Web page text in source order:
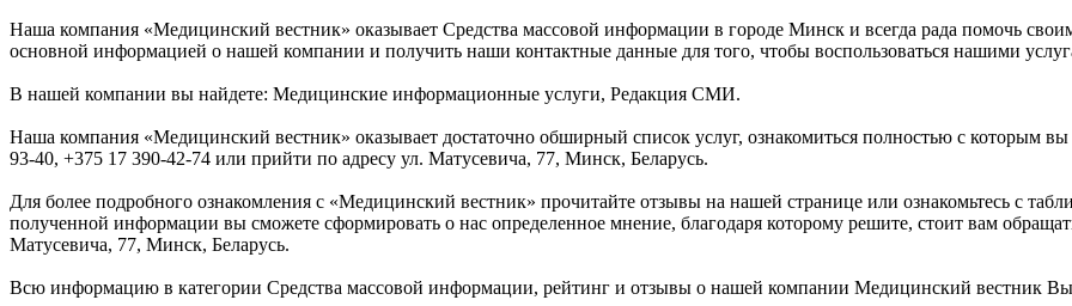
Наша компания «Медицинский вестник» оказывает Средства массовой информации в городе Минск и всегда рада помочь
основной информацией о нашей компании и получить наши контактные данные для того, чтобы воспользоваться нашими
В нашей компании вы найдете: Медицинские информационные услуги, Редакция СМИ.
Наша компания «Медицинский вестник» оказывает достаточно обширный список услуг, ознакомиться полностью с которым
93-40, +375 17 390-42-74 или прийти по адресу ул. Матусевича, 77, Минск, Беларусь.
Для более подробного ознакомления с «Медицинский вестник» прочитайте отзывы на нашей странице или ознакомьтесь с
полученной информации вы сможете сформировать о нас определенное мнение, благодаря которому решите, стоит вам
Матусевича, 77, Минск, Беларусь.
Всю информацию в категории Средства массовой информации, рейтинг и отзывы о нашей компании Медицинский вестник